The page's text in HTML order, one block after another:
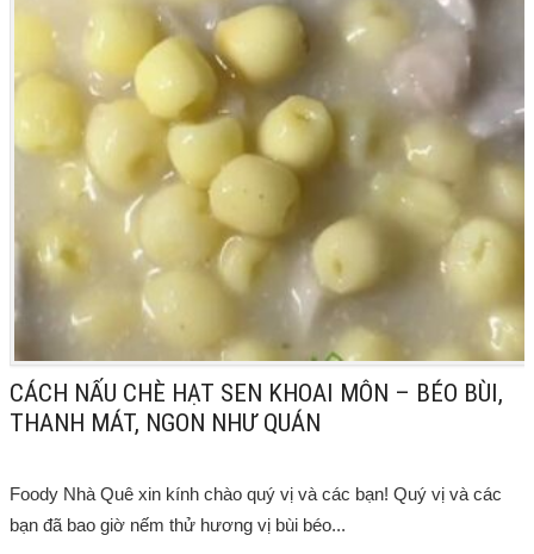
CÁCH NẤU CHÈ HẠT SEN KHOAI MÔN – BÉO BÙI,
THANH MÁT, NGON NHƯ QUÁN
Foody Nhà Quê xin kính chào quý vị và các bạn! Quý vị và các
bạn đã bao giờ nếm thử hương vị bùi béo...